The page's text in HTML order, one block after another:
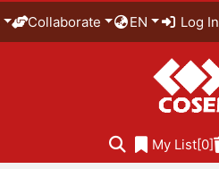
Collaborate EN Log In
My List[0]